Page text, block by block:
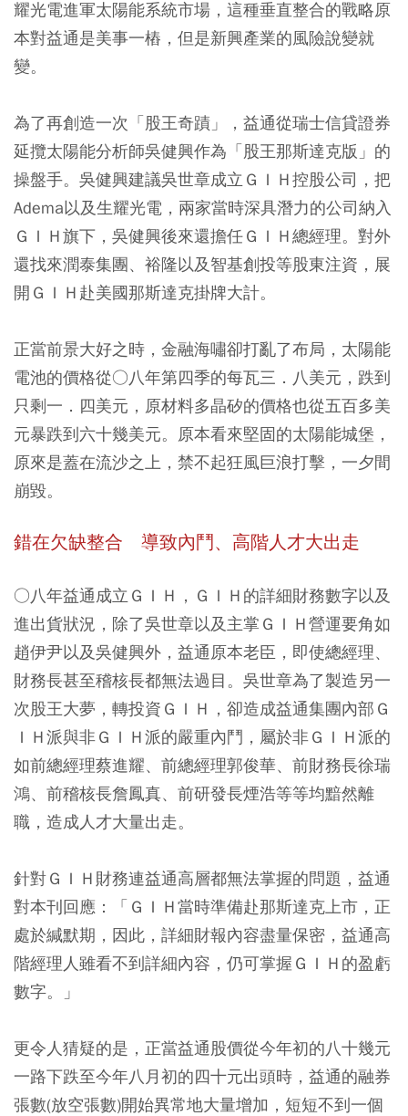
耀光電進軍太陽能系統市場，這種垂直整合的戰略原
本對益通是美事一樁，但是新興產業的風險說變就
變。
為了再創造一次「股王奇蹟」，益通從瑞士信貸證券
延攬太陽能分析師吳健興作為「股王那斯達克版」的
操盤手。吳健興建議吳世章成立ＧＩＨ控股公司，把
Adema以及生耀光電，兩家當時深具潛力的公司納入
ＧＩＨ旗下，吳健興後來還擔任ＧＩＨ總經理。對外
還找來潤泰集團、裕隆以及智基創投等股東注資，展
開ＧＩＨ赴美國那斯達克掛牌大計。
正當前景大好之時，金融海嘯卻打亂了布局，太陽能
電池的價格從○八年第四季的每瓦三．八美元，跌到
只剩一．四美元，原材料多晶矽的價格也從五百多美
元暴跌到六十幾美元。原本看來堅固的太陽能城堡，
原來是蓋在流沙之上，禁不起狂風巨浪打擊，一夕間
崩毀。
錯在欠缺整合 導致內鬥、高階人才大出走
○八年益通成立ＧＩＨ，ＧＩＨ的詳細財務數字以及
進出貨狀況，除了吳世章以及主掌ＧＩＨ營運要角如
趙伊尹以及吳健興外，益通原本老臣，即使總經理、
財務長甚至稽核長都無法過目。吳世章為了製造另一
次股王大夢，轉投資ＧＩＨ，卻造成益通集團內部Ｇ
ＩＨ派與非ＧＩＨ派的嚴重內鬥，屬於非ＧＩＨ派的
如前總經理蔡進耀、前總經理郭俊華、前財務長徐瑞
鴻、前稽核長詹鳳真、前研發長煙浩等等均黯然離
職，造成人才大量出走。
針對ＧＩＨ財務連益通高層都無法掌握的問題，益通
對本刊回應：「ＧＩＨ當時準備赴那斯達克上市，正
處於緘默期，因此，詳細財報內容盡量保密，益通高
階經理人雖看不到詳細內容，仍可掌握ＧＩＨ的盈虧
數字。」
更令人猜疑的是，正當益通股價從今年初的八十幾元
一路下跌至今年八月初的四十元出頭時，益通的融券
張數(放空張數)開始異常地大量增加，短短不到一個